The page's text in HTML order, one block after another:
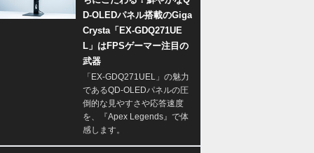
D-OLEDパネル搭載のGiga
Crysta「EX-GDQ271UE
L」はFPSゲーマー注目の
武器
「EX-GDQ271UEL」の魅力
であるQD-OLEDパネルの圧
倒的な見やすさや応答速度
を、『Apex Legends』で体
感します。